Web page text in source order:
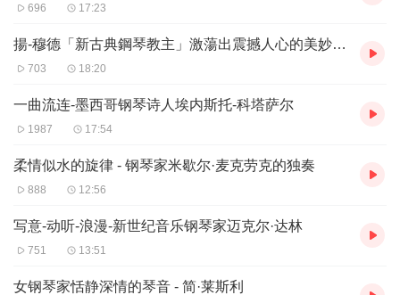
696 17:23
揚-穆德「新古典鋼琴教主」激蕩出震撼人心的美妙旋律
703 18:20
一曲流连-墨西哥钢琴诗人埃内斯托-科塔萨尔
1987 17:54
柔情似水的旋律 - 钢琴家米歇尔·麦克劳克的独奏
888 12:56
写意-动听-浪漫-新世纪音乐钢琴家迈克尔·达林
751 13:51
女钢琴家恬静深情的琴音 - 简·莱斯利